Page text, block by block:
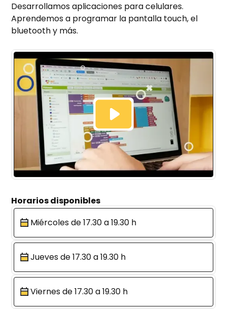
Desarrollamos aplicaciones para celulares.
Aprendemos a programar la pantalla touch, el
bluetooth y más.
Horarios disponibles
Miércoles de 17.30 a 19.30 h
Jueves de 17.30 a 19.30 h
Viernes de 17.30 a 19.30 h